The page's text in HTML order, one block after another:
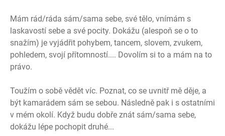
Mám rád/ráda sám/sama sebe, své tělo, vnímám s
laskavostí sebe a své pocity. Dokážu (alespoň se o to
snažím) je vyjádřit pohybem, tancem, slovem, zvukem,
pohledem, svojí přítomností.... Dovolím si to a mám na to
právo.
Toužím o sobě vědět víc. Poznat, co se uvnitř mě děje, a
být kamarádem sám se sebou. Následně pak i s ostatními
v mém okolí. Když budu dobře znát sám/sama sebe,
dokážu lépe pochopit druhé...